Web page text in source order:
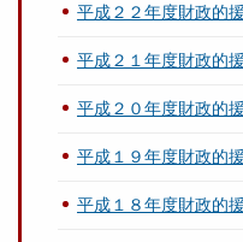
平成２２年度財政的
平成２１年度財政的
平成２０年度財政的
平成１９年度財政的
平成１８年度財政的